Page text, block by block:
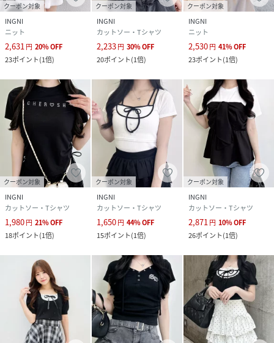
クーポン対象
INGNI
ニット
2,631 円 20%OFF
23ポイント(1倍)
クーポン対象
INGNI
カットソー・Tシャツ
2,233円 30%OFF
20ポイント(1倍)
クーポン対象
INGNI
ニット
2,530円 41%OFF
23ポイント(1倍)
クーポン対象
INGNI
カットソー・Tシャツ
1,980円 21%OFF
18ポイント(1倍)
クーポン対象
INGNI
カットソー・Tシャツ
1,650円 44%OFF
15ポイント(1倍)
クーポン対象
INGNI
カットソー・Tシャツ
2,871円 10%OFF
26ポイント(1倍)